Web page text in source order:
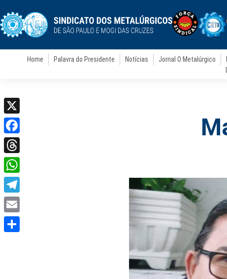
Home Palavra do Presidente Notícias Jornal O Metalúrgico
X
Facebook
Threads
WhatsApp
Telegram
Email